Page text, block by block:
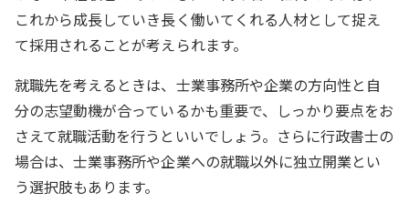
これから成長していき長く働いてくれる人材として捉え
て採用されることが考えられます。
就職先を考えるときは、士業事務所や企業の方向性と自
分の志望動機が合っているかも重要で、しっかり要点をお
さえて就職活動を行うといいでしょう。さらに行政書士の
場合は、士業事務所や企業への就職以外に独立開業とい
う選択肢もあります。